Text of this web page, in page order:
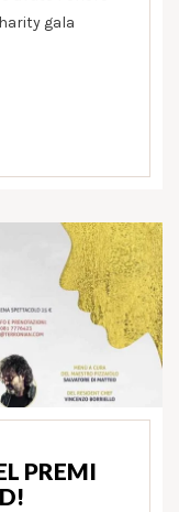
gala
PREMI